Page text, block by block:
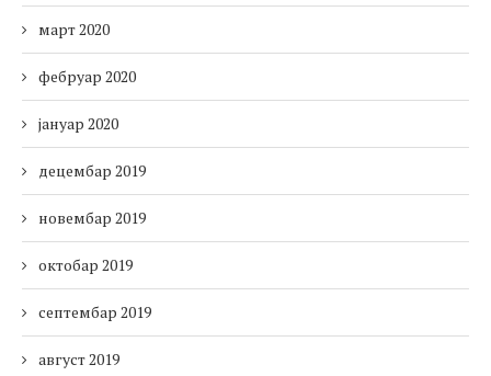
март 2020
фебруар 2020
јануар 2020
децембар 2019
новембар 2019
октобар 2019
септембар 2019
август 2019